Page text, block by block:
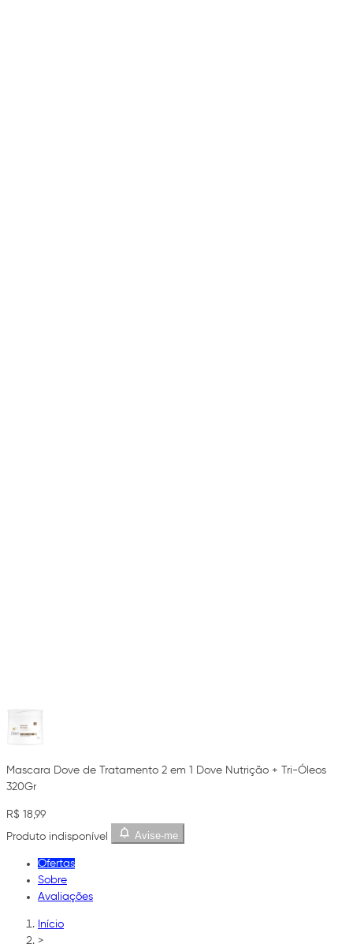
Mascara Dove de Tratamento 2 em 1 Dove Nutrição + Tri-Óleos
320Gr
R$ 18,99
Produto indisponível
Avise-me
Ofertas
Sobre
Avaliações
Início
>